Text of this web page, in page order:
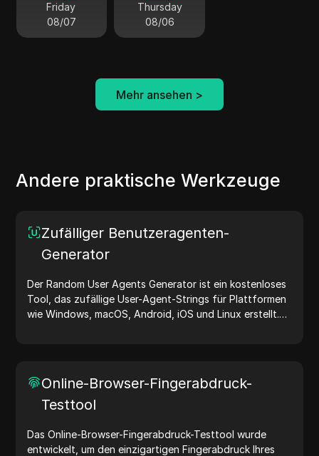
Friday
08/07
Thursday
08/06
Mehr ansehen >
Andere praktische Werkzeuge
Zufälliger Benutzeragenten-
Generator
Der Random User Agents Generator ist ein kostenloses
Tool, das zufällige User-Agent-Strings für Plattformen
wie Windows, macOS, Android, iOS und Linux erstellt.
noch heute User-Agents!
Online-Browser-Fingerabdruck-
Testtool
Das Online-Browser-Fingerabdruck-Testtool wurde
entwickelt, um den einzigartigen Fingerabdruck Ihres